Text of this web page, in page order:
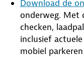
Download de
onderweg. Met
checken,
inclusief
mobiel